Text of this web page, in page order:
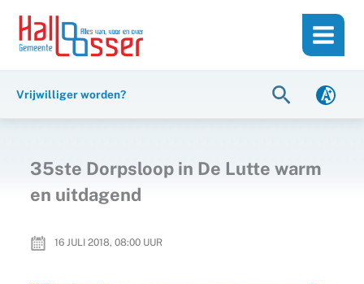
inhoud
naar
Vrijwilliger worden? Zoeken
35ste Dorpsloop in De Lutte warm
en uitdagend
16 JULI 2018, 08:00UUR